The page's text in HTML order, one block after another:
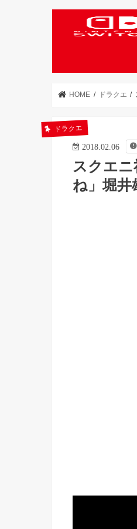
HOME ドラクエ
ドラクエ
2018.02.06
スクエ
ね」堀井